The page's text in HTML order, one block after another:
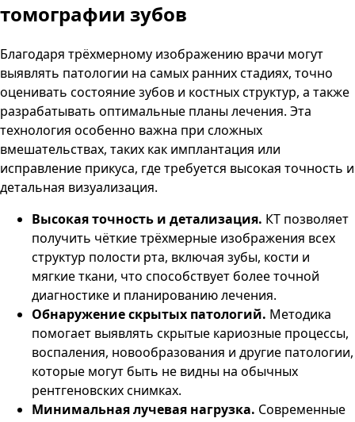
томографии зубов
Благодаря трёхмерному изображению врачи могут
выявлять патологии на самых ранних стадиях, точно
оценивать состояние зубов и костных структур, а также
разрабатывать оптимальные планы лечения. Эта
технология особенно важна при сложных
вмешательствах, таких как имплантация или
исправление прикуса, где требуется высокая точность и
детальная визуализация.
Высокая точность и детализация. КТ позволяет
получить чёткие трёхмерные изображения всех
структур полости рта, включая зубы, кости и
мягкие ткани, что способствует более точной
диагностике и планированию лечения.
Обнаружение скрытых патологий. Методика
помогает выявлять скрытые кариозные процессы,
воспаления, новообразования и другие патологии,
которые могут быть не видны на обычных
рентгеновских снимках.
Минимальная лучевая нагрузка. Современные